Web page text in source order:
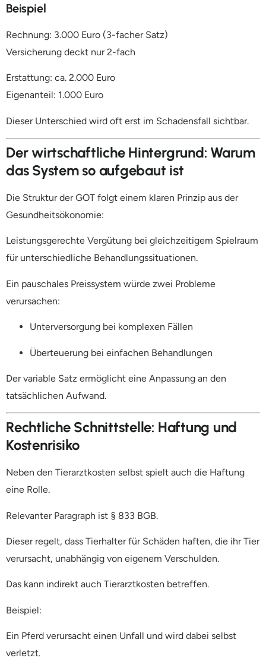
Beispiel
Rechnung: 3.000 Euro (3-facher Satz)
Versicherung deckt nur 2-fach
Erstattung: ca. 2.000 Euro
Eigenanteil: 1.000 Euro
Dieser Unterschied wird oft erst im Schadensfall sichtbar.
Der wirtschaftliche Hintergrund: Warum
das System so aufgebaut ist
Die Struktur der GOT folgt einem klaren Prinzip aus der
Gesundheitsökonomie:
Leistungsgerechte Vergütung bei gleichzeitigem Spielraum
für unterschiedliche Behandlungssituationen.
Ein pauschales Preissystem würde zwei Probleme
verursachen:
Unterversorgung bei komplexen Fällen
Überteuerung bei einfachen Behandlungen
Der variable Satz ermöglicht eine Anpassung an den
tatsächlichen Aufwand.
Rechtliche Schnittstelle: Haftung und
Kostenrisiko
Neben den Tierarztkosten selbst spielt auch die Haftung
eine Rolle.
Relevanter Paragraph ist § 833 BGB.
Dieser regelt, dass Tierhalter für Schäden haften, die ihr Tier
verursacht, unabhängig von eigenem Verschulden.
Das kann indirekt auch Tierarztkosten betreffen.
Beispiel:
Ein Pferd verursacht einen Unfall und wird dabei selbst
verletzt.